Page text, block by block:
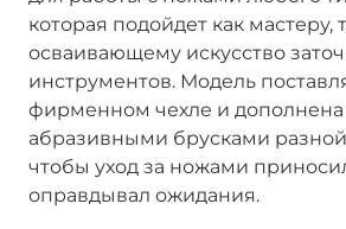
которая подойдет как мастеру,
осваивающему искусство
инструментов. Модель
фирменном чехле и
абразивными брусками
чтобы уход за ножами
оправдывал ожидания.